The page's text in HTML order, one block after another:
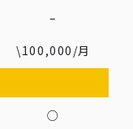
–
\100,000/月
○